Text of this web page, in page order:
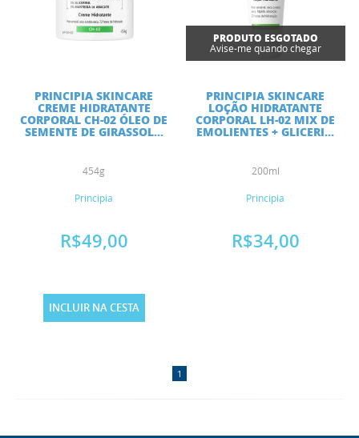
PRINCIPIA SKINCARE
CREME HIDRATANTE
CORPORAL CH-02 ÓLEO DE
SEMENTE DE GIRASSOL...
454g
Principia
R$49,00
INCLUIR NA CESTA
PRODUTO ESGOTADO
Avise-me quando chegar
PRINCIPIA SKINCARE
LOÇÃO HIDRATANTE
CORPORAL LH-02 MIX DE
EMOLIENTES + GLICERI...
200ml
Principia
R$34,00
1